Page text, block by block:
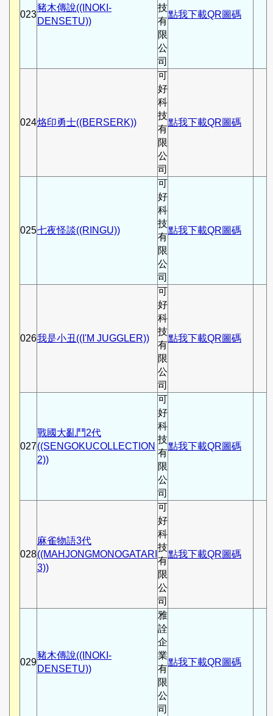
023
豬木傳說((INOKI-
DENSETU))
技
有
限
公
司
點我下載QR圖碼
024烙印勇士((BERSERK))
可
好
科
技
有
限
公
司
點我下載QR圖碼
025七夜怪談((RINGU))
可
好
科
技
有
限
公
司
點我下載QR圖碼
026我是小丑((I'M JUGGLER))
可
好
科
技
有
限
公
司
點我下載QR圖碼
027
戰國大亂鬥2代
((SENGOKUCOLLECTION
2))
可
好
科
技
有
限
公
司
點我下載QR圖碼
028
麻雀物語3代
((MAHJONGMONOGATARI
3))
可
好
科
技
有
限
公
司
點我下載QR圖碼
029
豬木傳說((INOKI-
DENSETU))
雅
詮
企
業
有
限
公
司
點我下載QR圖碼